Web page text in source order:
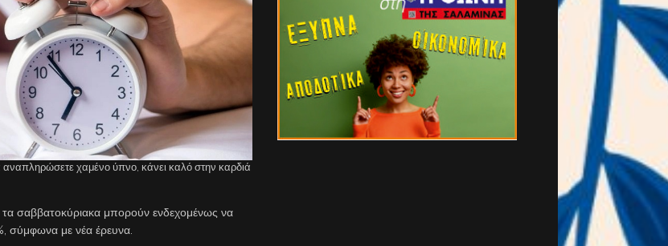
χαμένο ύπνο, κάνει καλό στην καρδιά
τα σαββατοκύριακα μπορούν ενδεχομένως να
σύμφωνα με νέα έρευνα.